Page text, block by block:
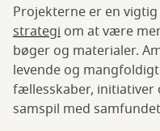
Projekterne er en
strategi om at være
bøger og materialer.
levende og
fællesskaber, initiativer
samspil med